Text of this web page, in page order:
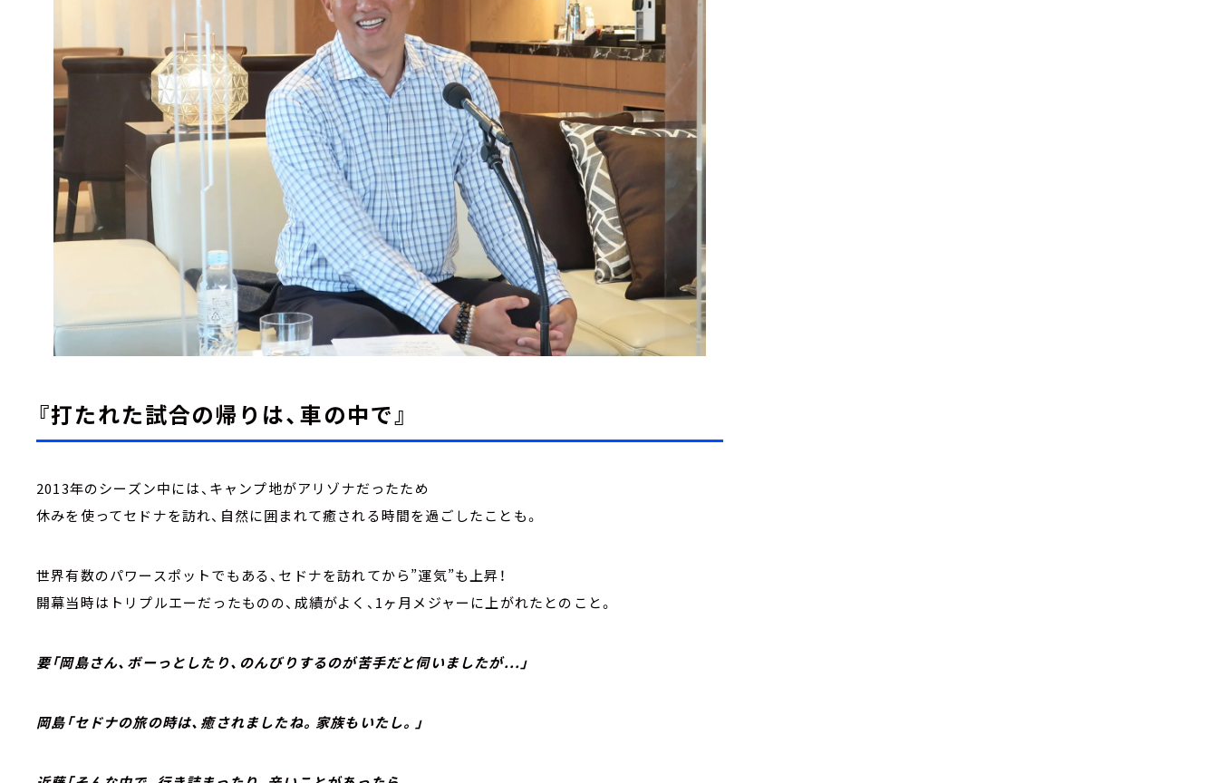
『打たれた試合の帰りは、車の中で』
2013年のシーズン中には、キャンプ地がアリゾナだったため
休みを使ってセドナを訪れ、自然に囲まれて癒される時間を過ごしたことも。
世界有数のパワースポットでもある、セドナを訪れてから”運気”も上昇！
開幕当時はトリプルエーだったものの、成績がよく、1ヶ月メジャーに上がれたとのこと。
要「岡島さん、ボーっとしたり、のんびりするのが苦手だと伺いましたが...」
岡島「セドナの旅の時は、癒されましたね。家族もいたし。」